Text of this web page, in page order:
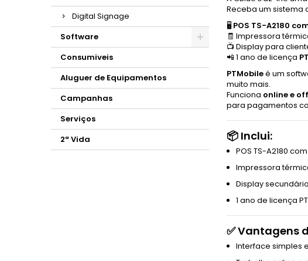
Digital Signage
Software
Consumiveis
Aluguer de Equipamentos
Campanhas
Serviços
2ª Vida
Receba um sistema
🖥️POS TS-A2180
🧾 Impressora
📺 Display para
📲 1 ano de licença
PTMobileé um
muito mais.
Funciona online e
para pagamentos
📦 Inclui:
POS TS-A2180
Impressora
Display
1 ano de licença
✅Vantagens
Interface simples